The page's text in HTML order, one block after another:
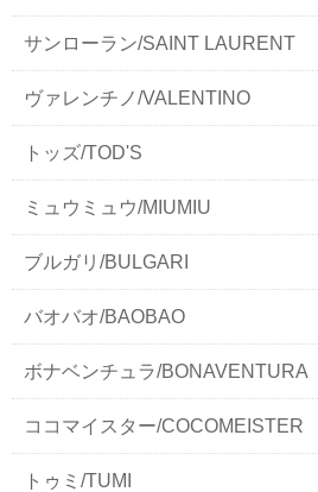
サンローラン/SAINT LAURENT
ヴァレンチノ/VALENTINO
トッズ/TOD'S
ミュウミュウ/MIUMIU
ブルガリ/BULGARI
バオバオ/BAOBAO
ボナベンチュラ/BONAVENTURA
ココマイスター/COCOMEISTER
トゥミ/TUMI